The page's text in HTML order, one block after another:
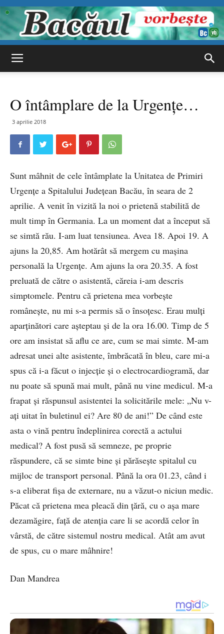
vorbește
O întâmplare de la Urgențe…
3 aprilie 2018
Sunt mâhnit de cele întâmplate la Unitatea de Primiri
Urgențe a Spitalului Județean Bacău, în seara de 2
aprilie. A venit în vizită la noi o prietenă stabilită de
mult timp în Germania. La un moment dat a început să
se simtă rău. I-am luat tensiunea. Avea 18. Apoi 19. A
ajuns la 20,85. Am hotărât să mergem cu mașina
personală la Urgențe. Am ajuns la ora 20.35. A fost
preluată de către o asistentă, căreia i-am descris
simptomele. Pentru că prietena mea vorbește
românește, nu mi s-a permis să o însoțesc. Erau mulți
aparținători care așteptau și de la ora 16.00. Timp de 5
ore am insistat să aflu ce are, cum se mai simte. M-am
adresat unei alte asistente, îmbrăcată în bleu, care mi-a
spus că i-a făcut o injecție și o electrocardiogramă, dar
nu poate să spună mai mult, până nu vine medicul. M-a
frapat și răspunsul asistentei la solicitările mele: „Nu v-
ați uitat în buletinul ei? Are 80 de ani!” De când este
asta o vină pentru îndeplinirea corectă a actului
medical? A fost pusă să semneze, pe proprie
răspundere, că se simte bine și părăsește spitalul cu
mijloc de transport personal. Până la ora 01.23, când i
s-a eliberat fișa de externare, nu a văzut-o niciun medic.
Păcat că prietena mea pleacă din țără, cu o așa mare
dezamăgire, față de atenția care li se acordă celor în
vârstă, de către sistemul nostru medical. Atât am avut
de spus, cu o mare mâhnire!
Dan Mandrea